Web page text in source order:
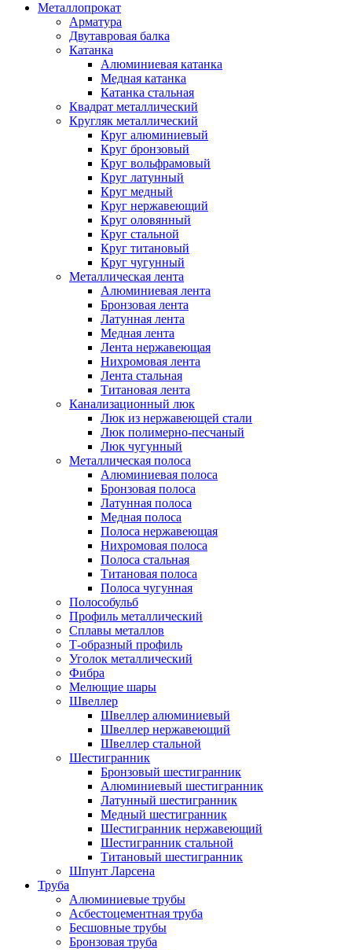
Металлопрокат
Арматура
Двутавровая балка
Катанка
Алюминиевая катанка
Медная катанка
Катанка стальная
Квадрат металлический
Кругляк металлический
Круг алюминиевый
Круг бронзовый
Круг вольфрамовый
Круг латунный
Круг медный
Круг нержавеющий
Круг оловянный
Круг стальной
Круг титановый
Круг чугунный
Металлическая лента
Алюминиевая лента
Бронзовая лента
Латунная лента
Медная лента
Лента нержавеющая
Нихромовая лента
Лента стальная
Титановая лента
Канализационный люк
Люк из нержавеющей стали
Люк полимерно-песчаный
Люк чугунный
Металлическая полоса
Алюминиевая полоса
Бронзовая полоса
Латунная полоса
Медная полоса
Полоса нержавеющая
Нихромовая полоса
Полоса стальная
Титановая полоса
Полоса чугунная
Полособульб
Профиль металлический
Сплавы металлов
Т-образный профиль
Уголок металлический
Фибра
Мелющие шары
Швеллер
Швеллер алюминиевый
Швеллер нержавеющий
Швеллер стальной
Шестигранник
Бронзовый шестигранник
Алюминиевый шестигранник
Латунный шестигранник
Медный шестигранник
Шестигранник нержавеющий
Шестигранник стальной
Титановый шестигранник
Шпунт Ларсена
Труба
Алюминиевые трубы
Асбестоцементная труба
Бесшовные трубы
Бронзовая труба